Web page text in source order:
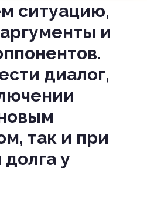
ситуацию,
и
диалог,
так и при
у